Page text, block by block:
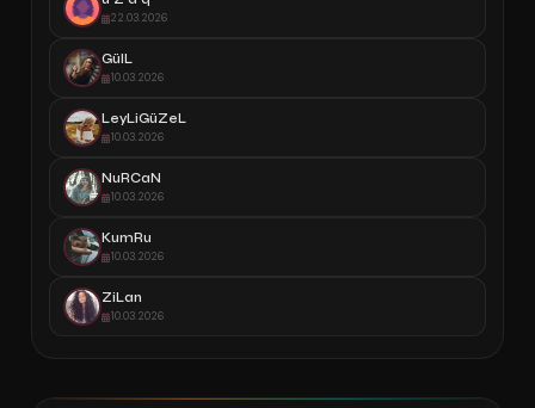
22.03.2026
GülL
10.03.2026
LeyLiGüZeL
10.03.2026
NuRCaN
10.03.2026
KumRu
10.03.2026
ZiLan
10.03.2026